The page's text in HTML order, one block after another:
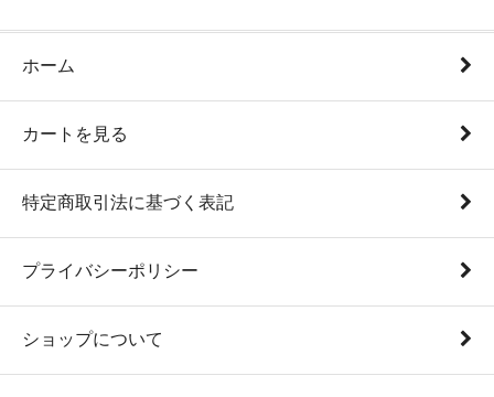
ホーム
カートを見る
特定商取引法に基づく表記
プライバシーポリシー
ショップについて